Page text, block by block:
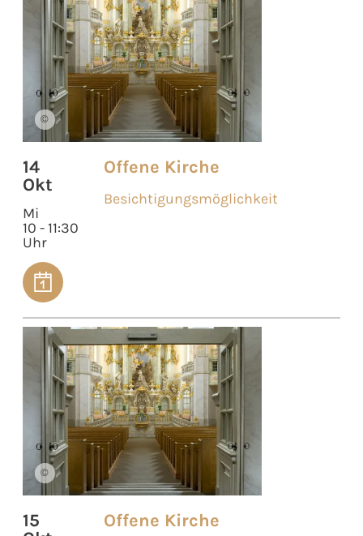
©
14
Okt
Mi
10 - 11:30
Uhr
Offene Kirche
Besichtigungsmöglichkeit
©
15
Offene Kirche